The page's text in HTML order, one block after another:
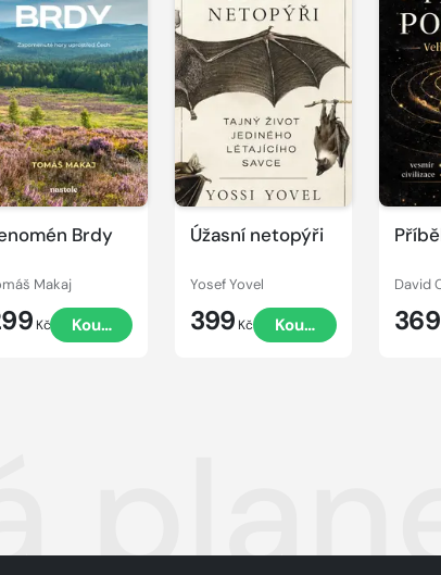
Brdy
Makaj
Kč Koupit
Úžasní netopýři
Yosef Yovel
399 Kč Koupit
David
369